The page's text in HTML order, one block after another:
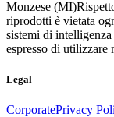
Monzese (MI)
riprodotti è vietata
sistemi di
espresso di utilizzare
Legal
CorporatePrivacy